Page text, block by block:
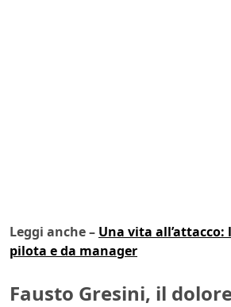
Leggi anche – Una vita
pilota e da manager
Fausto Gresini, il